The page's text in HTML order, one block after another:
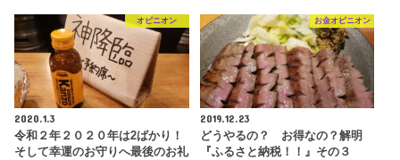
オピニオン
2020.1.3
令和２年２０２０年は2ばかり！
そして幸運のお守りへ最後のお礼
お金オピニオン
2019.12.23
どうやるの？ お得なの？解明
『ふるさと納税！！』その３